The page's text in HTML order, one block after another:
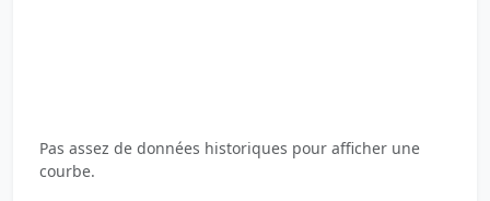
Pas assez de données historiques pour afficher une
courbe.